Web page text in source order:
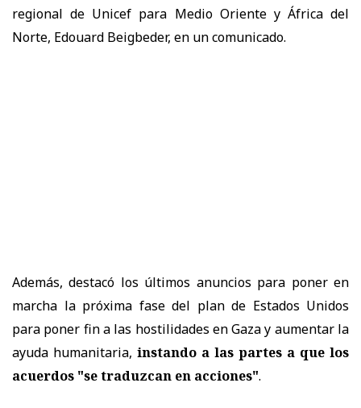
regional de Unicef para Medio Oriente y África del
Norte, Edouard Beigbeder, en un comunicado.
Además, destacó los últimos anuncios para poner en
marcha la próxima fase del plan de Estados Unidos
para poner fin a las hostilidades en Gaza y aumentar la
ayuda humanitaria, instando a las partes a que los
acuerdos "se traduzcan en acciones".